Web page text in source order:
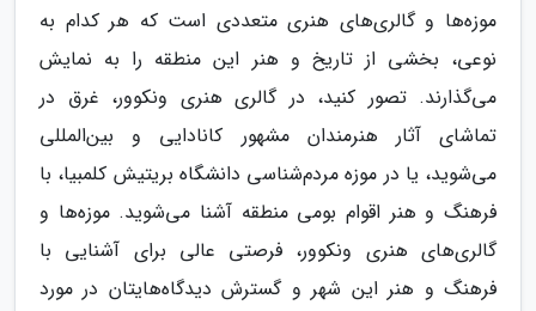
موزه‌ها و گالری‌های هنری متعددی است که هر کدام به
نوعی، بخشی از تاریخ و هنر این منطقه را به نمایش
می‌گذارند. تصور کنید، در گالری هنری ونکوور، غرق در
تماشای آثار هنرمندان مشهور کانادایی و بین‌المللی
می‌شوید، یا در موزه مردم‌شناسی دانشگاه بریتیش کلمبیا، با
فرهنگ و هنر اقوام بومی منطقه آشنا می‌شوید. موزه‌ها و
گالری‌های هنری ونکوور، فرصتی عالی برای آشنایی با
فرهنگ و هنر این شهر و گسترش دیدگاه‌هایتان در مورد